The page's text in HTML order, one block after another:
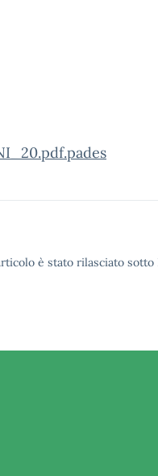
è stato rilasciato